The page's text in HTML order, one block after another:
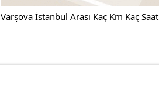
Varşova İstanbul Arası Kaç Km Kaç Saat